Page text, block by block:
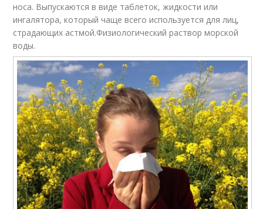
носа. Выпускаются в виде таблеток, жидкости или
ингалятора, который чаще всего используется для лиц,
страдающих астмой.Физиологический раствор морской
воды.